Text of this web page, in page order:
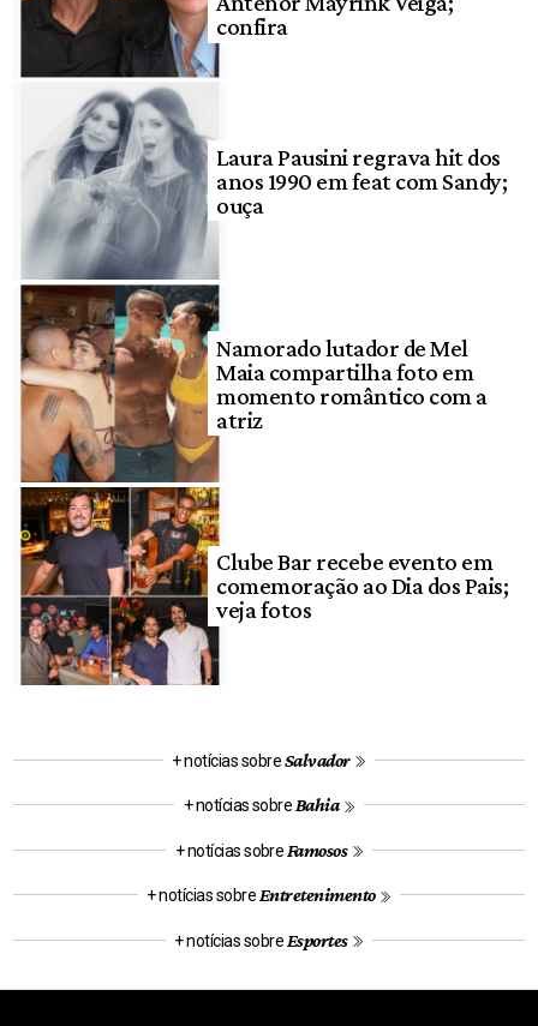
confira
Laura Pausini regrava hit dos
anos 1990 em feat com Sandy;
ouça
Namorado lutador de Mel
Maia compartilha foto em
momento romântico com a
atriz
Clube Bar recebe evento em
comemoração ao Dia dos Pais;
veja fotos
+ notícias sobreSalvador
+ notícias sobre Bahia
+ notícias sobre Famosos
+ notícias sobre Entretenimento
+ notícias sobre Esportes